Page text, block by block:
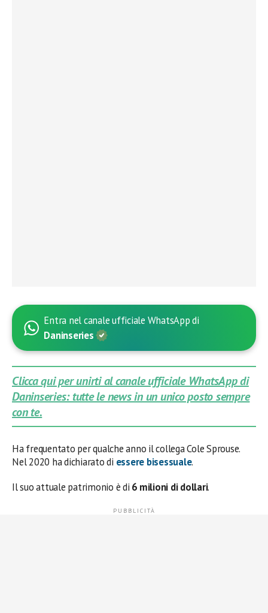
Entra nel canale ufficiale WhatsApp di
Daninseries
Clicca qui per unirti al canale ufficiale WhatsApp di
Daninseries: tutte le news in un unico posto sempre
con te.
Ha frequentato per qualche anno il collega Cole Sprouse.
Nel 2020 ha dichiarato di essere bisessuale.
Il suo attuale patrimonio è di 6 milioni di dollari.